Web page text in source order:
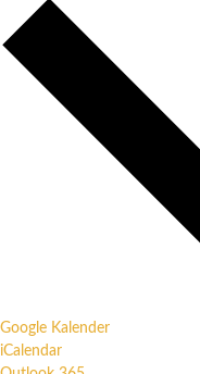
Google Kalender
iCalendar